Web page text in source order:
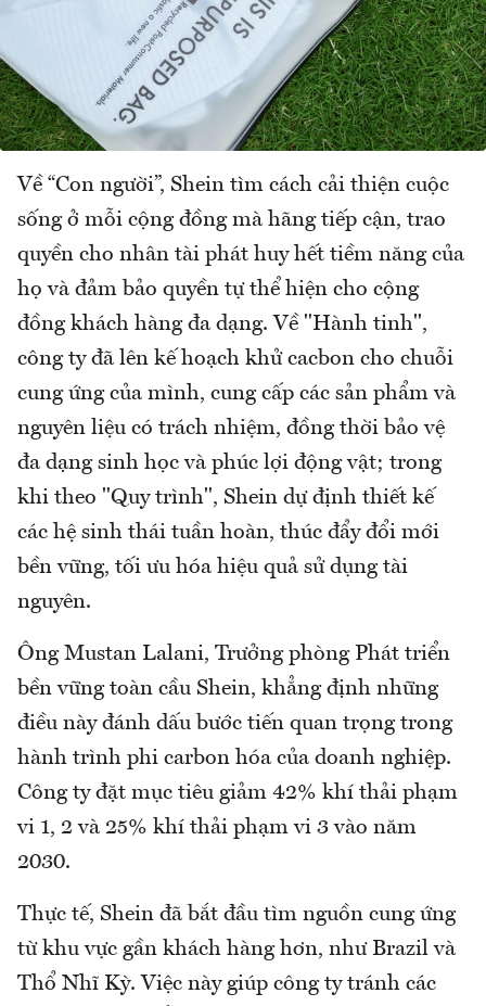
Về “Con người”, Shein tìm cách cải thiện cuộc
sống ở mỗi cộng đồng mà hãng tiếp cận, trao
quyền cho nhân tài phát huy hết tiềm năng của
họ và đảm bảo quyền tự thể hiện cho cộng
đồng khách hàng đa dạng. Về "Hành tinh",
công ty đã lên kế hoạch khử cacbon cho chuỗi
cung ứng của mình, cung cấp các sản phẩm và
nguyên liệu có trách nhiệm, đồng thời bảo vệ
đa dạng sinh học và phúc lợi động vật; trong
khi theo "Quy trình", Shein dự định thiết kế
các hệ sinh thái tuần hoàn, thúc đẩy đổi mới
bền vững, tối ưu hóa hiệu quả sử dụng tài
nguyên.
Ông Mustan Lalani, Trưởng phòng Phát triển
bền vững toàn cầu Shein, khẳng định những
điều này đánh dấu bước tiến quan trọng trong
hành trình phi carbon hóa của doanh nghiệp.
Công ty đặt mục tiêu giảm 42% khí thải phạm
vi 1, 2 và 25% khí thải phạm vi 3 vào năm
2030.
Thực tế, Shein đã bắt đầu tìm nguồn cung ứng
từ khu vực gần khách hàng hơn, như Brazil và
Thổ Nhĩ Kỳ. Việc này giúp công ty tránh các